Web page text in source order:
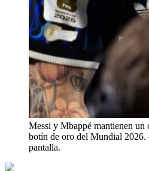
Messi y Mbappé mantienen un
botín de oro del Mundial 2026.
pantalla.